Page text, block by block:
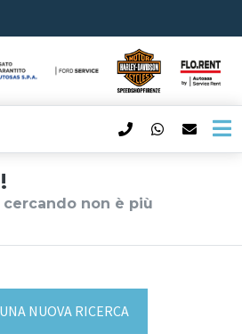
non è più
NUOVA RICERCA